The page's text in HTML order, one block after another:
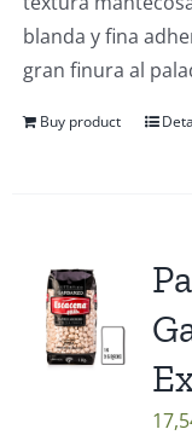
blanda y fina
gran finura al
Buy product